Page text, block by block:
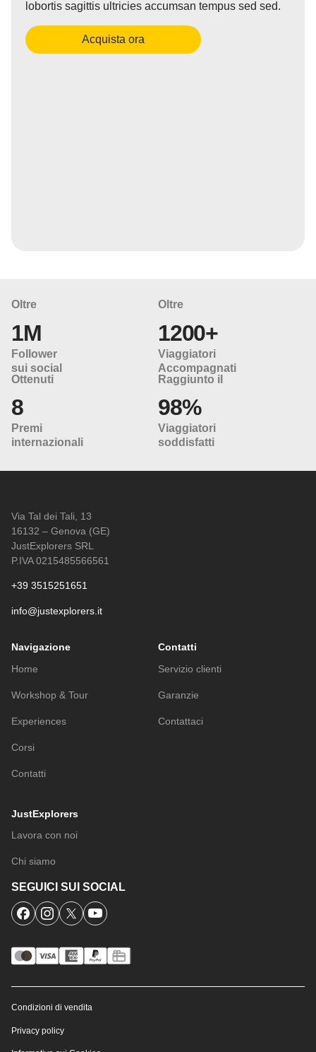
lobortis sagittis ultricies accumsan tempus sed sed.
Acquista ora
Oltre
1M
Follower
sui social
Oltre
1200+
Viaggiatori
Accompagnati
Ottenuti
8
Premi
internazionali
Raggiunto il
98%
Viaggiatori
soddisfatti
Via Tal dei Tali, 13
16132 – Genova (GE)
JustExplorers SRL
P.IVA 0215485566561
+39 3515251651
info@justexplorers.it
Navigazione
Home
Workshop & Tour
Experiences
Corsi
Contatti
Contatti
Servizio clienti
Garanzie
Contattaci
JustExplorers
Lavora con noi
Chi siamo
SEGUICI SUI SOCIAL
Condizioni di vendita
Privacy policy